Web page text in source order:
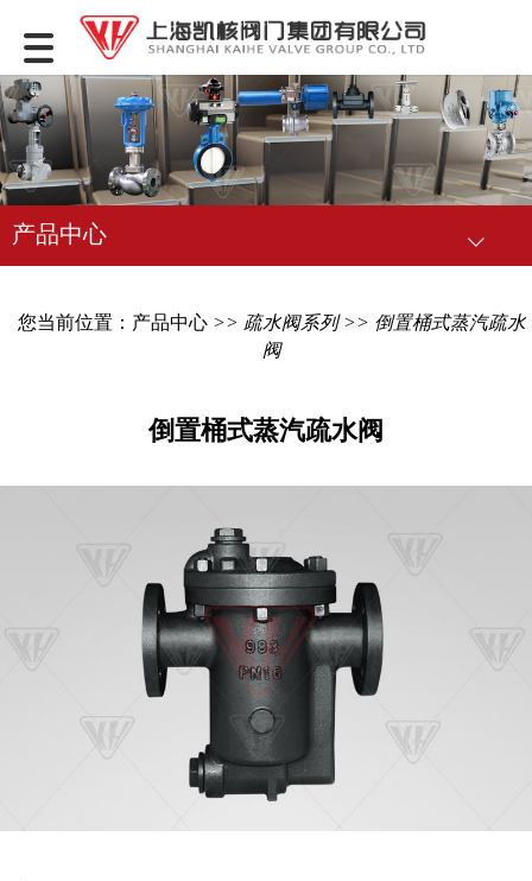
产品中心
您当前位置： 产品中心 >> 疏水阀系列>> 倒置桶式蒸汽疏水
阀
倒置桶式蒸汽疏水阀